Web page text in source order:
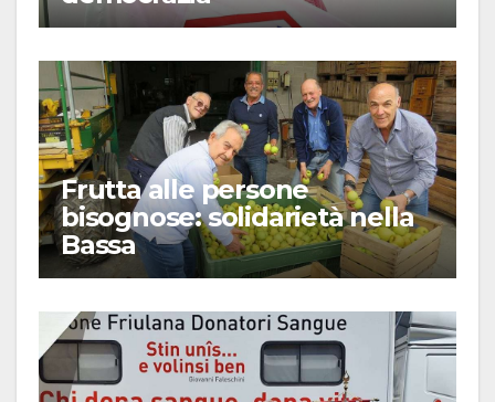
Frutta alle persone
bisognose: solidarietà nella
Bassa